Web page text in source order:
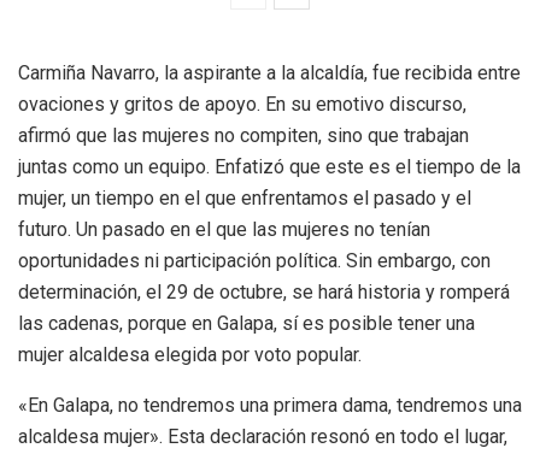
Carmiña Navarro, la aspirante a la alcaldía, fue recibida entre
ovaciones y gritos de apoyo. En su emotivo discurso,
afirmó que las mujeres no compiten, sino que trabajan
juntas como un equipo. Enfatizó que este es el tiempo de la
mujer, un tiempo en el que enfrentamos el pasado y el
futuro. Un pasado en el que las mujeres no tenían
oportunidades ni participación política. Sin embargo, con
determinación, el 29 de octubre, se hará historia y romperá
las cadenas, porque en Galapa, sí es posible tener una
mujer alcaldesa elegida por voto popular.
«En Galapa, no tendremos una primera dama, tendremos una
alcaldesa mujer». Esta declaración resonó en todo el lugar,